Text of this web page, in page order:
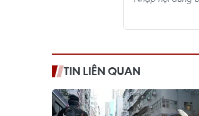
TIN LIÊN QUAN